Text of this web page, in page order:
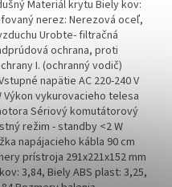
Materiál krytu Biely kov:
nerez: Nerezová oceľ,
Urobte- filtračná
ochrana, proti
I. (ochranný vodič)
napätie AC 220-240 V
Výkon vykurovacieho telesa
Sériový komutátorový
režim - standby <2 W
napájacieho kábla 90 cm
prístroja 291x221x152 mm
3,84, Biely ABS plast: 3,25,